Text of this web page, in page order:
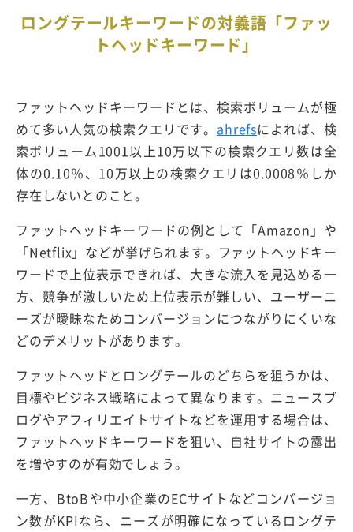
ロングテールキーワードの対義語「ファッ
トヘッドキーワード」
ファットヘッドキーワードとは、検索ボリュームが極
めて多い人気の検索クエリです。 ahrefsによれば、検
索ボリューム1001以上10万以下の検索クエリ数は全
体の0.10％、10万以上の検索クエリは0.0008％しか
存在しないとのこと。
ファットヘッドキーワードの例として「Amazon」や
「Netflix」などが挙げられます。ファットヘッドキー
ワードで上位表示できれば、大きな流入を見込める一
方、競争が激しいため上位表示が難しい、ユーザーニ
ーズが曖昧なためコンバージョンにつながりにくいな
どのデメリットがあります。
ファットヘッドとロングテールのどちらを狙うかは、
目標やビジネス戦略によって異なります。ニュースブ
ログやアフィリエイトサイトなどを運用する場合は、
ファットヘッドキーワードを狙い、自社サイトの露出
を増やすのが有効でしょう。
一方、BtoBや中小企業のECサイトなどコンバージョ
ン数がKPIなら、ニーズが明確になっているロングテ